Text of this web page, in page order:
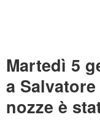
Martedì 5
a
nozze è